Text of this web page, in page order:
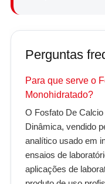
Perguntas
Para que serve o
Monohidratado?
O Fosfato De
Dinâmica, vendido
analítico usado em
ensaios de
aplicações de